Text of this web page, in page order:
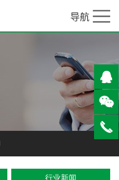
行业新闻